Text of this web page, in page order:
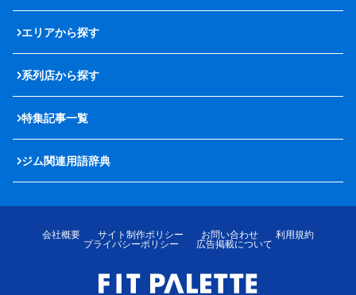
エリアから探す
系列店から探す
特集記事一覧
ジム関連用語辞典
会社概要 サイト制作ポリシー お問い合わせ
利用規約
プライバシーポリシー
広告掲載について